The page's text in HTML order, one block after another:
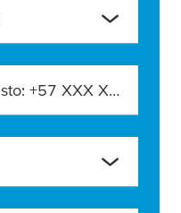
Teléfono [formato previsto: +57 XXX XXX XXXX]